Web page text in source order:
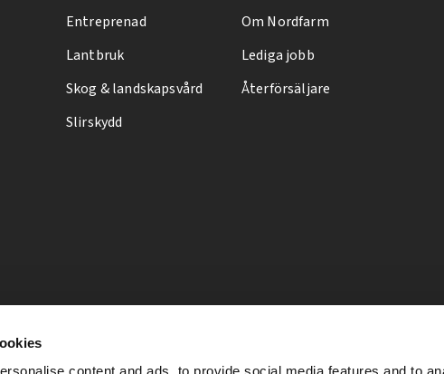
Entreprenad
Lantbruk
Skog & landskapsvård
Slirskydd
Om Nordfarm
Lediga jobb
Återförsäljare